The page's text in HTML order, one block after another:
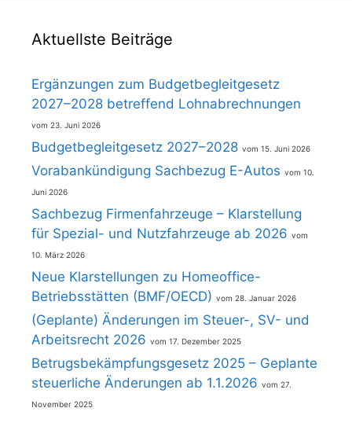
Aktuellste Beiträge
Ergänzungen zum Budgetbegleitgesetz
2027–2028 betreffend Lohnabrechnungen
23. Juni 2026
Budgetbegleitgesetz 2027–2028 15. Juni 2026
Vorabankündigung Sachbezug E-Autos 10.
Juni 2026
Sachbezug Firmenfahrzeuge – Klarstellung
für Spezial- und Nutzfahrzeuge ab 2026
10. März 2026
Neue Klarstellungen zu Homeoffice-
Betriebsstätten (BMF/OECD)
28. Januar 2026
(Geplante) Änderungen im Steuer-, SV- und
Arbeitsrecht 2026
17. Dezember 2025
Betrugsbekämpfungsgesetz 2025 – Geplante
steuerliche Änderungen ab 1.1.2026
27.
November 2025